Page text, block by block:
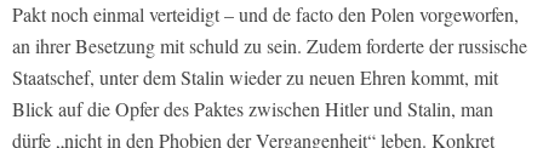
Pakt noch einmal verteidigt – und de facto den Polen vorgeworfen,
an ihrer Besetzung mit schuld zu sein. Zudem forderte der russische
Staatschef, unter dem Stalin wieder zu neuen Ehren kommt, mit
Blick auf die Opfer des Paktes zwischen Hitler und Stalin, man
dürfe „nicht in den Phobien der Vergangenheit“ leben. Konkret